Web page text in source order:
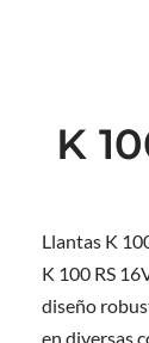
K
Llantas K
K 100 RS
diseño
en diversas